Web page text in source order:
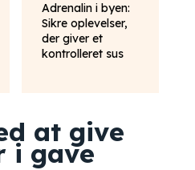
Adrenalin i byen:
Sikre oplevelser,
der giver et
kontrolleret sus
at give
i gave